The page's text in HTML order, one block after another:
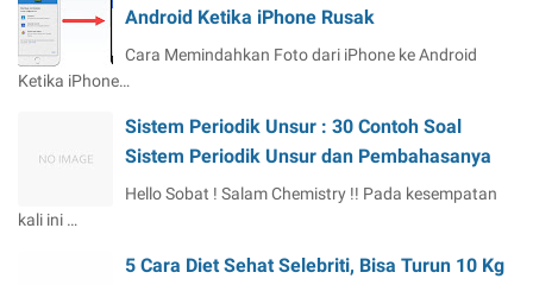
Android Ketika iPhone Rusak
Cara Memindahkan Foto dari iPhone ke Android
Ketika iPhone…
Sistem Periodik Unsur : 30 Contoh Soal
Sistem Periodik Unsur dan Pembahasanya
Hello Sobat ! Salam Chemistry !! Pada kesempatan
kali ini …
5 Cara Diet Sehat Selebriti, Bisa Turun 10 Kg